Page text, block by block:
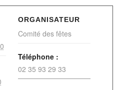
ORGANISATEUR
Comité des fêtes
Téléphone :
02 35 93 29 33